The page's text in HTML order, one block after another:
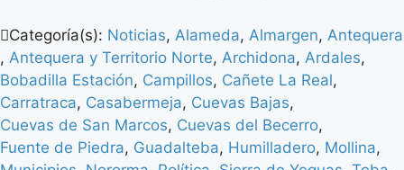
Categoría(s): Noticias, Alameda, Almargen, Antequera
, Antequera y Territorio Norte, Archidona, Ardales,
Bobadilla Estación, Campillos, Cañete La Real,
Carratraca, Casabermeja, Cuevas Bajas,
Cuevas de San Marcos, Cuevas del Becerro,
Fuente de Piedra, Guadalteba, Humilladero, Mollina,